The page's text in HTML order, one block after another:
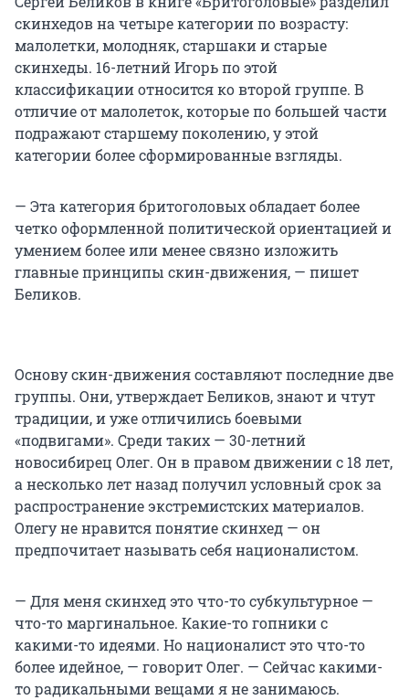
скинхедов на четыре категории по возрасту:
малолетки, молодняк, старшаки и старые
скинхеды. 16-летний Игорь по этой
классификации относится ко второй группе. В
отличие от малолеток, которые по большей части
подражают старшему поколению, у этой
категории более сформированные взгляды.
— Эта категория бритоголовых обладает более
четко оформленной политической ориентацией и
умением более или менее связно изложить
главные принципы скин-движения, — пишет
Беликов.
Основу скин-движения составляют последние две
группы. Они, утверждает Беликов, знают и чтут
традиции, и уже отличились боевыми
«подвигами». Среди таких — 30-летний
новосибирец Олег. Он в правом движении с 18 лет,
а несколько лет назад получил условный срок за
распространение экстремистских материалов.
Олегу не нравится понятие скинхед — он
предпочитает называть себя националистом.
— Для меня скинхед это что-то субкультурное —
что-то маргинальное. Какие-то гопники с
какими-то идеями. Но националист это что-то
более идейное, — говорит Олег. — Сейчас какими-
то радикальными вещами я не занимаюсь.